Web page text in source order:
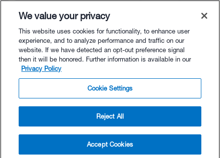
$100.00 - Buy Now
Buy with Premium Bundle
unsubscribe at any time.
© TrainingPeaks, LLC
We value your privacy
This website uses cookies for functionality, to enhance user
experience, and to analyze performance and traffic on our
website. If we have detected an opt-out preference signal
then it will be honored. Further information is available in our
Privacy Policy
Cookie Settings
Reject All
Accept Cookies